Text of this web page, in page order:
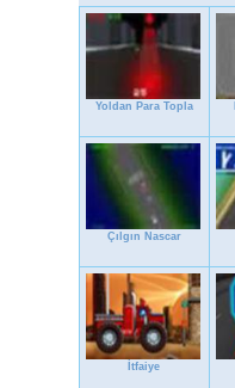
Yoldan Para Topla
Çılgın Nascar
İtfaiye